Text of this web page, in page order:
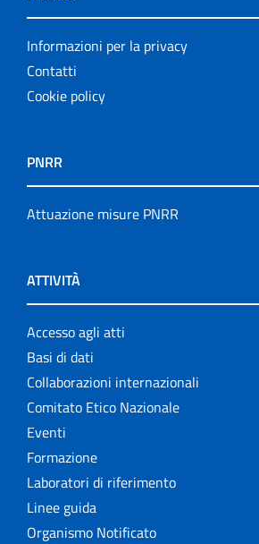
Informazioni per la privacy
Contatti
Cookie policy
PNRR
Attuazione misure PNRR
ATTIVITÀ
Accesso agli atti
Basi di dati
Collaborazioni internazionali
Comitato Etico Nazionale
Eventi
Formazione
Laboratori di riferimento
Linee guida
Organismo Notificato